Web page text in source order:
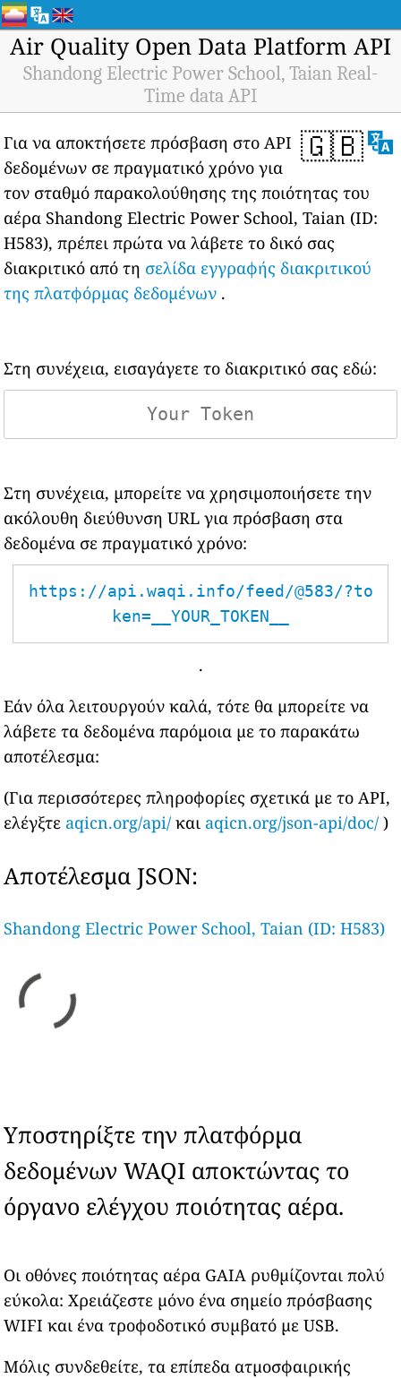
Air Quality Open Data Platform API
Shandong Electric Power School, Taian Real-
Time data API
🇬🇧
Για να αποκτήσετε πρόσβαση στο API
δεδομένων σε πραγματικό χρόνο για
τον σταθμό παρακολούθησης της ποιότητας του
αέρα Shandong Electric Power School, Taian (ID:
H583), πρέπει πρώτα να λάβετε το δικό σας
διακριτικό από τη σελίδα εγγραφής διακριτικού
της πλατφόρμας δεδομένων .
Στη συνέχεια, εισαγάγετε το διακριτικό σας εδώ:
Στη συνέχεια, μπορείτε να χρησιμοποιήσετε την
ακόλουθη διεύθυνση URL για πρόσβαση στα
δεδομένα σε πραγματικό χρόνο:
https://api.waqi.info/feed/@583/?to
ken=__YOUR_TOKEN__
.
Εάν όλα λειτουργούν καλά, τότε θα μπορείτε να
λάβετε τα δεδομένα παρόμοια με το παρακάτω
αποτέλεσμα:
(Για περισσότερες πληροφορίες σχετικά με το API,
ελέγξτε aqicn.org/api/ και aqicn.org/json-api/doc/ )
Αποτέλεσμα JSON:
Shandong Electric Power School, Taian (ID: H583)
Υποστηρίξτε την πλατφόρμα
δεδομένων WAQI αποκτώντας το
όργανο ελέγχου ποιότητας αέρα.
Οι οθόνες ποιότητας αέρα GAIA ρυθμίζονται πολύ
εύκολα: Χρειάζεστε μόνο ένα σημείο πρόσβασης
WIFI και ένα τροφοδοτικό συμβατό με USB.
Μόλις συνδεθείτε, τα επίπεδα ατμοσφαιρικής